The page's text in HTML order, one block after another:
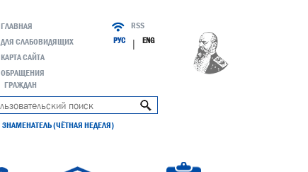
ГЛАВНАЯ
ДЛЯ СЛАБОВИДЯЩИХ
КАРТА САЙТА
ОБРАЩЕНИЯ
ГРАЖДАН
RSS
РУС | ENG
ЗНАМЕНАТЕЛЬ (ЧЁТНАЯ НЕДЕЛЯ)